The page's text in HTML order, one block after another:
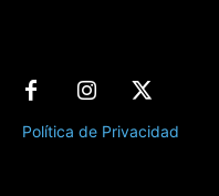
Política de Privacidad